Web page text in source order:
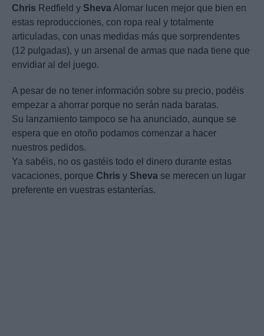
Chris Redfield y ShevaAlomar lucen mejor que bien en
estas reproducciones, con ropa real y totalmente
articuladas, con unas medidas más que sorprendentes
(12 pulgadas), y un arsenal de armas que nada tiene que
envidiar al del juego.
A pesar de no tener información sobre su precio, podéis
empezar a ahorrar porque no serán nada baratas.
Su lanzamiento tampoco se ha anunciado, aunque se
espera que en otoño podamos comenzar a hacer
nuestros pedidos.
Ya sabéis, no os gastéis todo el dinero durante estas
vacaciones, porque Chris y Sheva se merecen un lugar
preferente en vuestras estanterías.